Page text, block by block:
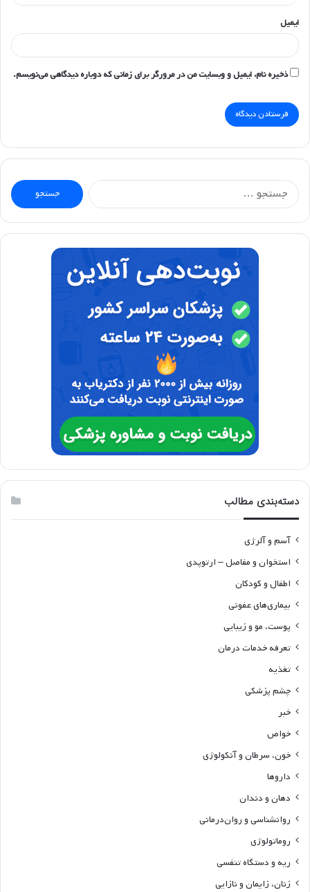
ایمیل
ذخیره نام، ایمیل و وبسایت من در مرورگر برای زمانی که دوباره دیدگاهی می‌نویسم.
جستجو
برای:
دسته‌بندی مطالب
آسم و آلرژی
استخوان و مفاصل – ارتوپدی
اطفال و کودکان
بیماری‌های عفونی
پوست، مو و زیبایی
تعرفه خدمات درمان
تغذیه
چشم پزشکی
خبر
خواص
خون، سرطان و آنکولوژی
داروها
دهان و دندان
روانشناسی و روان‌درمانی
روماتولوژی
ریه و دستگاه تنفسی
زنان، زایمان و نازایی